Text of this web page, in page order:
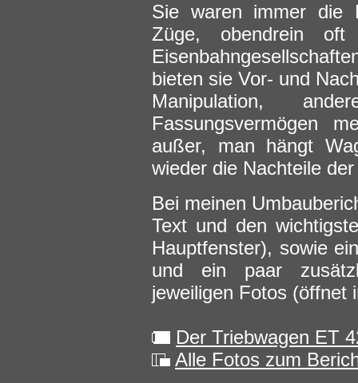
Sie waren immer die
Züge, obendrein oft
bieten sie Vor- und
Manipulation,
Fassungsvermögen
außer, man hängt
wieder die Nachteile
Bei meinen
Text und den
Hauptfenster), sowie
und ein paar
jeweiligen Fotos (öffnet
Der Triebwagen ET
Alle Fotos zum